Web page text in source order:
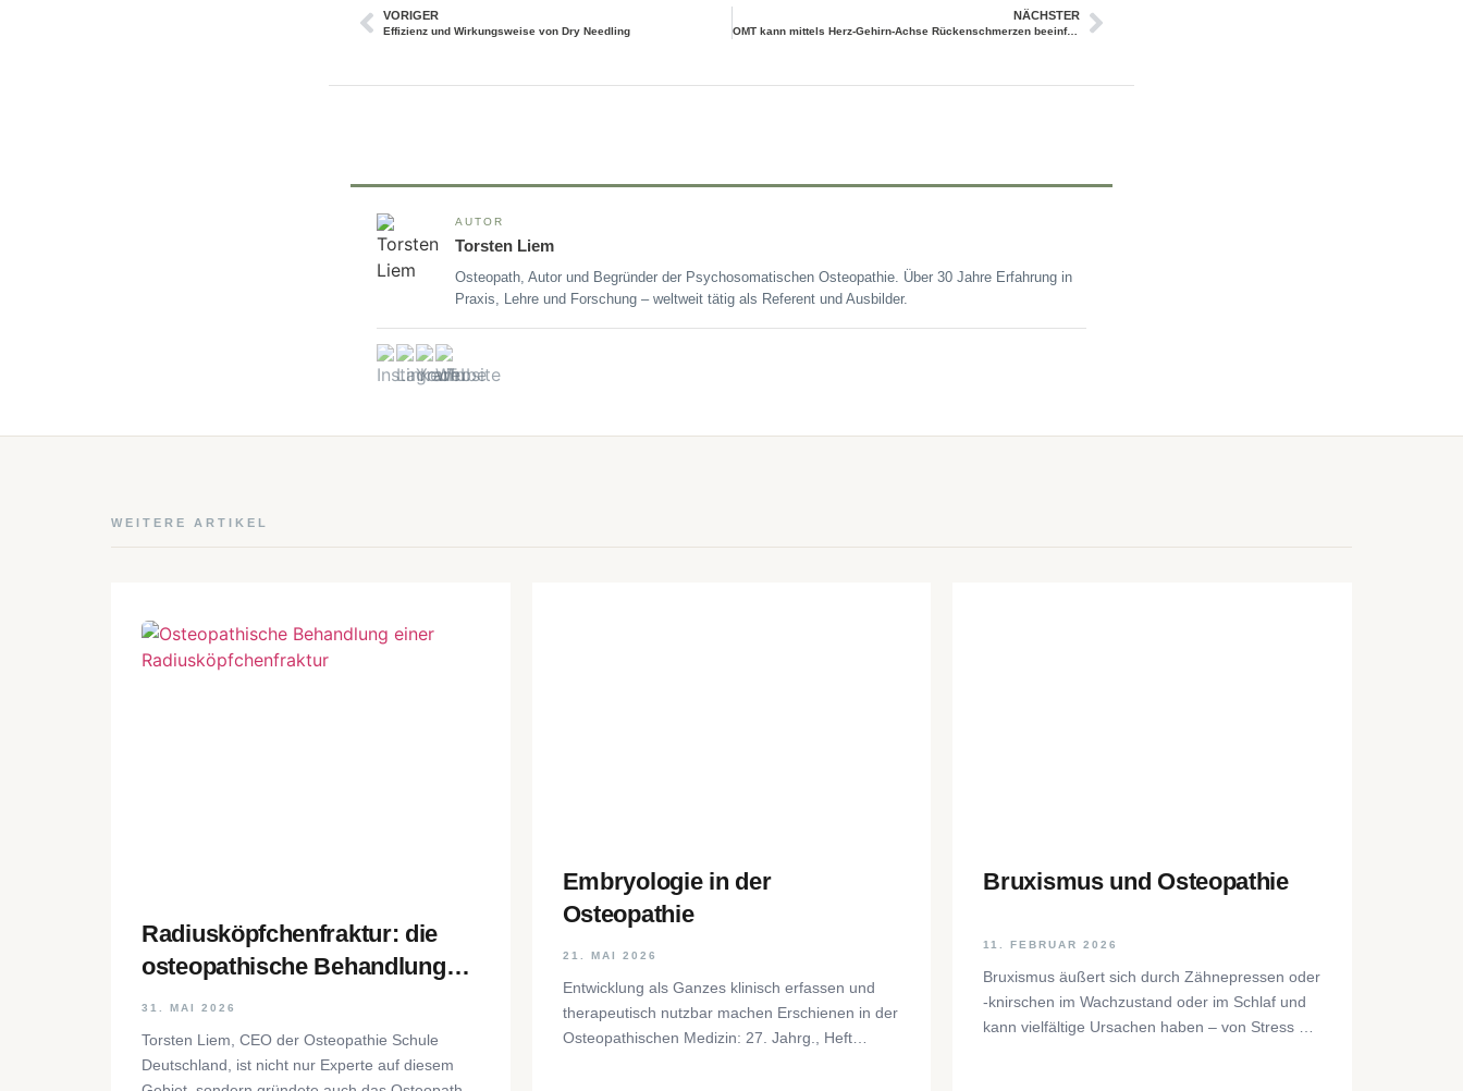
VORIGER
Effizienz und Wirkungsweise von Dry Needling
NÄCHSTER
OMT kann mittels Herz-Gehirn-Achse Rückenschmerzen beeinflussen
AUTOR
Torsten Liem
Osteopath, Autor und Begründer der Psychosomatischen Osteopathie. Über 30 Jahre Erfahrung in
Praxis, Lehre und Forschung – weltweit tätig als Referent und Ausbilder.
WEITERE ARTIKEL
Radiusköpfchenfraktur: die
osteopathische Behandlung
Schritt für Schritt
31. MAI 2026
Torsten Liem, CEO der Osteopathie Schule
Deutschland, ist nicht nur Experte auf diesem
Embryologie in der
Osteopathie
21. MAI 2026
Entwicklung als Ganzes klinisch erfassen und
therapeutisch nutzbar machen Erschienen in der
Osteopathischen Medizin: 27. Jahrg., Heft
Bruxismus und Osteopathie
11. FEBRUAR 2026
Bruxismus äußert sich durch Zähnepressen oder
-knirschen im Wachzustand oder im Schlaf und
kann vielfältige Ursachen haben – von Stress bis